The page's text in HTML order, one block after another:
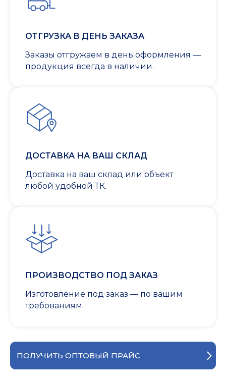
ОТГРУЗКА В ДЕНЬ ЗАКАЗА
Заказы отгружаем в день оформления —
продукция всегда в наличии.
ДОСТАВКА НА ВАШ СКЛАД
Доставка на ваш склад или объект
любой удобной ТК.
ПРОИЗВОДСТВО ПОД ЗАКАЗ
Изготовление под заказ — по вашим
требованиям.
ПОЛУЧИТЬ ОПТОВЫЙ ПРАЙС